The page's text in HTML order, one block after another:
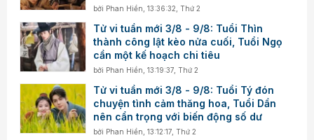
bởi Phan Hiền ,13:36:32, Thứ 2
Tử vi tuần mới 3/8 - 9/8: Tuổi Thìn
thành công lật kèo nửa cuối, Tuổi Ngọ
cần một kế hoạch chi tiêu
bởi Phan Hiền ,13:19:37, Thứ 2
Tử vi tuần mới 3/8 - 9/8: Tuổi Tý đón
chuyện tình cảm thăng hoa, Tuổi Dần
nên cẩn trọng với biến động số dư
bởi Phan Hiền ,13:12:17, Thứ 2